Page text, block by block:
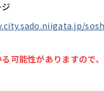
可能性がありますので